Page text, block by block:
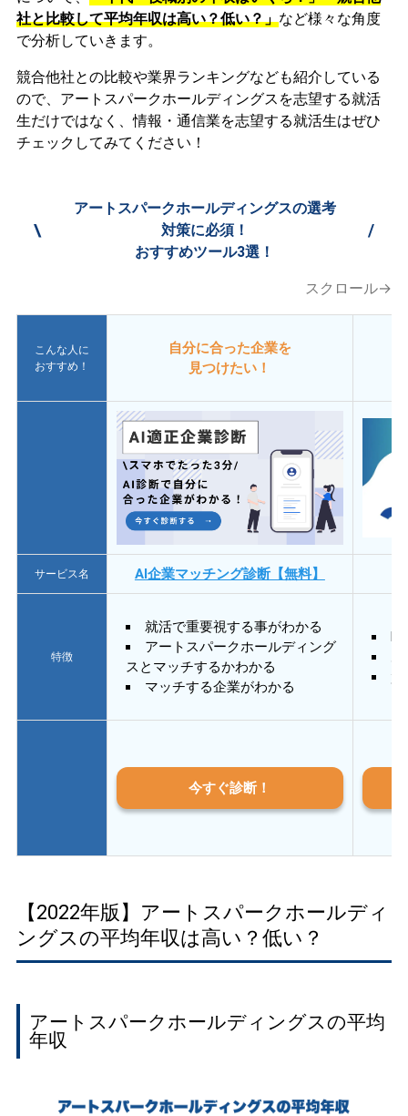
社と比較して平均年収は高い？低い？」など様々な角度
で分析していきます。
競合他社との比較や業界ランキングなども紹介している
ので、アートスパークホールディングスを志望する就活
生だけではなく、情報・通信業を志望する就活生はぜひ
チェックしてみてください！
\
アートスパークホールディングスの選考
対策に必須！
おすすめツール3選！
/
スクロール→
こんな人に
おすすめ！
自分に合った企業を
見つけたい！
サービス名 AI企業マッチング診断【無料】
特徴
就活で重要視する事がわかる
アートスパークホールディング
スとマッチするかわかる
マッチする企業がわかる
質
今すぐ診断！
【2022年版】アートスパークホールディ
ングスの平均年収は高い？低い？
アートスパークホールディングスの平均
年収